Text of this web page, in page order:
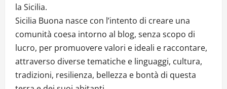
la Sicilia.
Sicilia Buona nasce con l’intento di creare una
comunità coesa intorno al blog, senza scopo di
lucro, per promuovere valori e ideali e raccontare,
attraverso diverse tematiche e linguaggi, cultura,
tradizioni, resilienza, bellezza e bontà di questa